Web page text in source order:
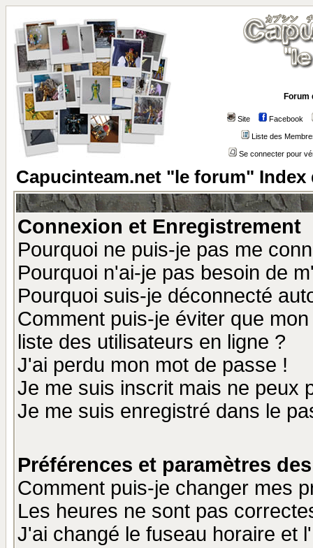
Forum
Site Facebook
Liste des
Se connecter pour
Capucinteam.net "le forum" Index
Connexion et Enregistrement
Pourquoi ne puis-je pas me
Pourquoi n'ai-je pas besoin de
Pourquoi suis-je déconnecté
Comment puis-je éviter que
liste des utilisateurs en ligne ?
J'ai perdu mon mot de passe !
Je me suis inscrit mais ne peux
Je me suis enregistré dans le
Préférences et paramètres
Comment puis-je changer mes
Les heures ne sont pas
J'ai changé le fuseau horaire et